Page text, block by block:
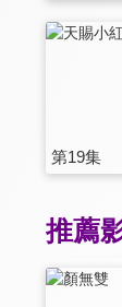
第19集
推薦